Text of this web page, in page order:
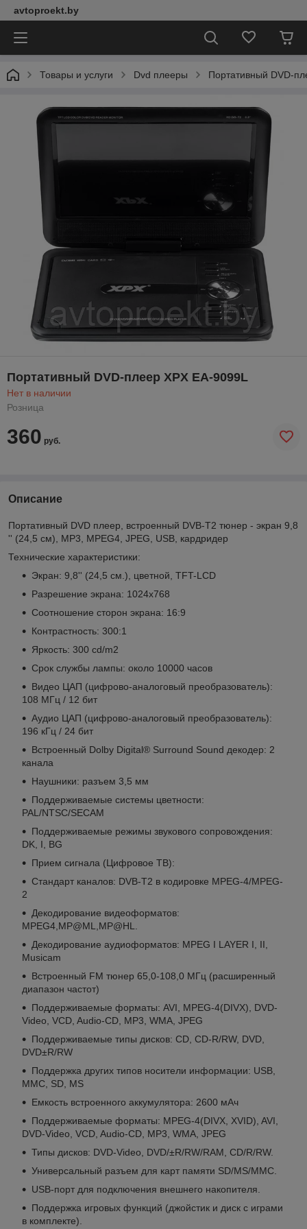
avtoproekt.by
Товары и услуги Dvd плееры Портативный DVD-
Портативный DVD-плеер XPX EA-9099L
Нет в наличии
Розница
360 руб.
Описание
Портативный DVD плеер, встроенный DVB-T2 тюнер - экран 9,8
'' (24,5 см), MP3, MPEG4, JPEG, USB, кардридер
Технические характеристики:
Экран: 9,8'' (24,5 см.), цветной, TFT-LCD
Разрешение экрана: 1024x768
Соотношение сторон экрана: 16:9
Контрастность: 300:1
Яркость: 300 cd/m2
Срок службы лампы: около 10000 часов
Видео ЦАП (цифрово-аналоговый преобразователь):
108 МГц / 12 бит
Аудио ЦАП (цифрово-аналоговый преобразователь):
196 кГц / 24 бит
Встроенный Dolby Digital® Surround Sound декодер: 2
канала
Наушники: разъем 3,5 мм
Поддерживаемые системы цветности:
PAL/NTSC/SECAM
Поддерживаемые режимы звукового сопровождения:
DK, I, BG
Прием сигнала (Цифровое ТВ):
Стандарт каналов: DVB-T2 в кодировке MPEG-4/MPEG-
2
Декодирование видеоформатов:
MPEG4,MP@ML,MP@HL.
Декодирование аудиоформатов: MPEG I LAYER I, II,
Musicam
Встроенный FM тюнер 65,0-108,0 МГц (расширенный
диапазон частот)
Поддерживаемые форматы: AVI, MPEG-4(DIVX), DVD-
Video, VCD, Audio-CD, MP3, WMA, JPEG
Поддерживаемые типы дисков: CD, CD-R/RW, DVD,
DVD±R/RW
Поддержка других типов носители информации: USB,
MMC, SD, MS
Емкость встроенного аккумулятора: 2600 мАч
Поддерживаемые форматы: MPEG-4(DIVX, XVID), AVI,
DVD-Video, VCD, Audio-CD, MP3, WMA, JPEG
Типы дисков: DVD-Video, DVD/±R/RW/RAM, CD/R/RW.
Универсальный разъем для карт памяти SD/MS/MMC.
USB-порт для подключения внешнего накопителя.
Поддержка игровых функций (джойстик и диск с играми
в комплекте).